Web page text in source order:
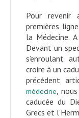
Pour
premières
la Médecine.
Devant un
s’enroulant
croire à un
précédent
médecine ,
caducée du
Grecs et